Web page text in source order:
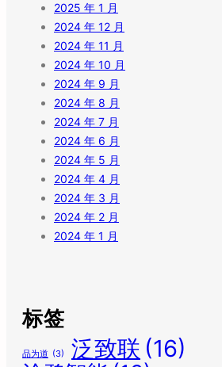
2025 年 1 月
2024 年 12 月
2024 年 11 月
2024 年 10 月
2024 年 9 月
2024 年 8 月
2024 年 7 月
2024 年 6 月
2024 年 5 月
2024 年 4 月
2024 年 3 月
2024 年 2 月
2024 年 1 月
标签
品为道 (3) 泛致联 (16)